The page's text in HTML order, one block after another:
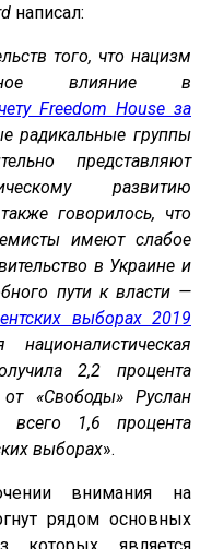
написал:
того, что нацизм
влияние в
Freedom House за
радикальные группы
представляют
развитию
говорилось, что
имеют слабое
в Украине и
пути к власти —
выборах 2019
2,2 процента
«Свободы» Руслан
всего 1,6 процента
выборах».
внимания на
рядом основных